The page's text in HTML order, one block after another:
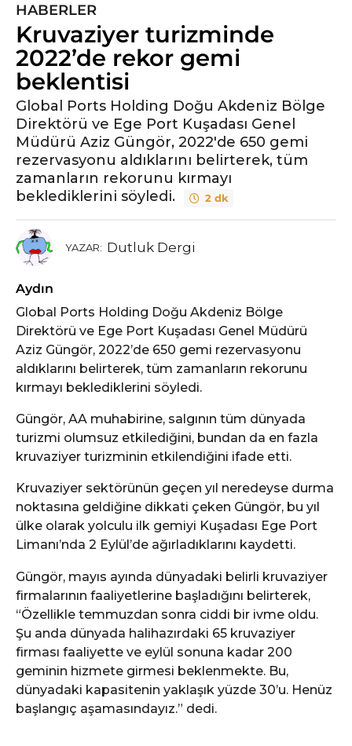
ö
n
c
e
HABERLER
Kruvaziyer turizminde
2022’de rekor gemi
beklentisi
Global Ports Holding Doğu Akdeniz Bölge
Direktörü ve Ege Port Kuşadası Genel
Müdürü Aziz Güngör, 2022'de 650 gemi
rezervasyonu aldıklarını belirterek, tüm
zamanların rekorunu kırmayı
beklediklerini söyledi.
2 dk
YAZAR: Dutluk Dergi
Aydın
Global Ports Holding Doğu Akdeniz Bölge
Direktörü ve Ege Port Kuşadası Genel Müdürü
Aziz Güngör, 2022’de 650 gemi rezervasyonu
aldıklarını belirterek, tüm zamanların rekorunu
kırmayı beklediklerini söyledi.
Güngör, AA muhabirine, salgının tüm dünyada
turizmi olumsuz etkilediğini, bundan da en fazla
kruvaziyer turizminin etkilendiğini ifade etti.
Kruvaziyer sektörünün geçen yıl neredeyse durma
noktasına geldiğine dikkati çeken Güngör, bu yıl
ülke olarak yolculu ilk gemiyi Kuşadası Ege Port
Limanı’nda 2 Eylül’de ağırladıklarını kaydetti.
Güngör, mayıs ayında dünyadaki belirli kruvaziyer
firmalarının faaliyetlerine başladığını belirterek,
“Özellikle temmuzdan sonra ciddi bir ivme oldu.
Şu anda dünyada halihazırdaki 65 kruvaziyer
firması faaliyette ve eylül sonuna kadar 200
geminin hizmete girmesi beklenmekte. Bu,
dünyadaki kapasitenin yaklaşık yüzde 30’u. Henüz
başlangıç aşamasındayız.” dedi.